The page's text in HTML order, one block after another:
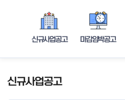
신규사업공고 마감임박공고
신규사업공고